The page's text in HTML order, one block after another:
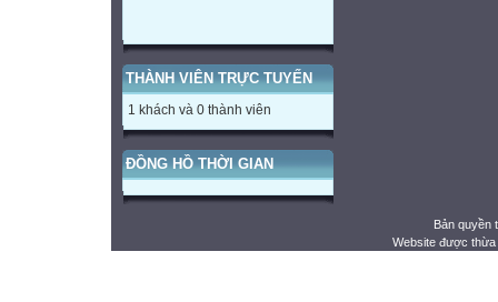
THÀNH VIÊN TRỰC TUYẾN
1 khách và 0 thành viên
ĐỒNG HỒ THỜI GIAN
Bản quyền
Website được